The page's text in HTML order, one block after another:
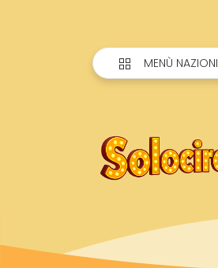
MENÙ NAZIONI